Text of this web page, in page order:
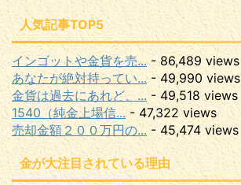
人気記事TOP5
インゴットや金貨を売... - 86,489 views
あなたが絶対持ってい... - 49,990 views
金貨は過去にあれど、... - 49,518 views
1540（純金上場信... - 47,322 views
売却金額２００万円の... - 45,474 views
金が大注目されている理由